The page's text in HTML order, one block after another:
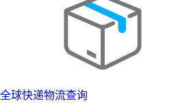
全球快递物流查询